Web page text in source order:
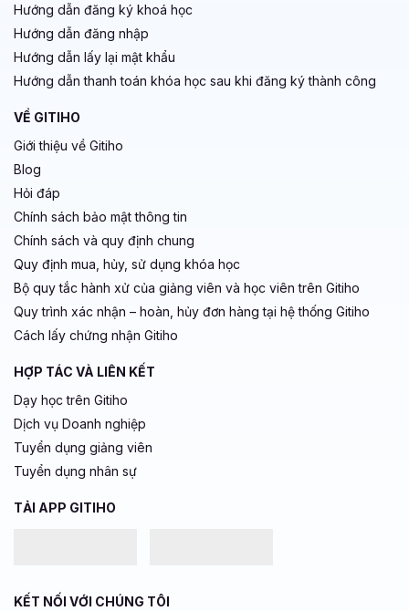
Hướng dẫn đăng ký khoá học
Hướng dẫn đăng nhập
Hướng dẫn lấy lại mật khẩu
Hướng dẫn thanh toán khóa học sau khi đăng ký thành công
VỀ GITIHO
Giới thiệu về Gitiho
Blog
Hỏi đáp
Chính sách bảo mật thông tin
Chính sách và quy định chung
Quy định mua, hủy, sử dụng khóa học
Bộ quy tắc hành xử của giảng viên và học viên trên Gitiho
Quy trình xác nhận – hoàn, hủy đơn hàng tại hệ thống Gitiho
Cách lấy chứng nhận Gitiho
HỢP TÁC VÀ LIÊN KẾT
Dạy học trên Gitiho
Dịch vụ Doanh nghiệp
Tuyển dụng giảng viên
Tuyển dụng nhân sự
TẢI APP GITIHO
KẾT NỐI VỚI CHÚNG TÔI